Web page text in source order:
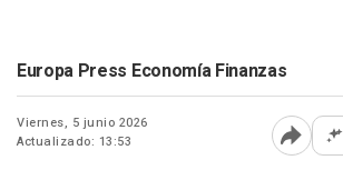
Europa Press Economía Finanzas
Viernes, 5 junio 2026
Actualizado: 13:53
Abrir